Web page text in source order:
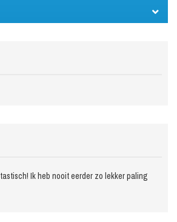
Ik heb nooit eerder zo lekker paling